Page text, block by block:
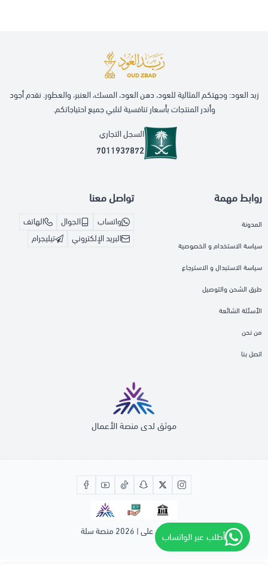
زبد العود: وجهتكم المثالية للعود، دهن العود، المسك، العنبر، والعطور. نقدم أجود
وأندر المنتجات بأسعار تنافسية لنلبي جميع احتياجاتكم.
السجل التجاري
7011937872
روابط مهمة
المدونة
سياسة الاستخدام و الخصوصية
سياسة الاستبدال و الاسترجاع
طرق الشحن والتوصيل
الأسئلة الشائعة
من نحن
اتصل بنا
تواصل معنا
واتساب الجوال
الهاتف
البريد الإلكتروني
تيليجرام
موثق لدى منصة الأعمال
صنع بإتقان على | 2026 منصة سلة أطلب عبر الواتساب